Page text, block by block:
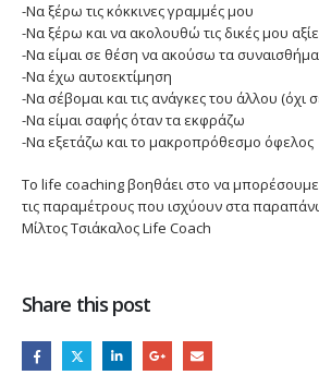
-Να ξέρω τις κόκκινες γραμμές μου
-Να ξέρω και να ακολουθώ τις δικές μου
-Να είμαι σε θέση να ακούσω τα
-Να έχω αυτοεκτίμηση
-Να σέβομαι και τις ανάγκες του άλλου (όχι
-Να είμαι σαφής όταν τα εκφράζω
-Να εξετάζω και το μακροπρόθεσμο όφελος
Το life coaching βοηθάει στο να
τις παραμέτρους που ισχύουν στα
Μίλτος Τσιάκαλος Life Coach
Share this post